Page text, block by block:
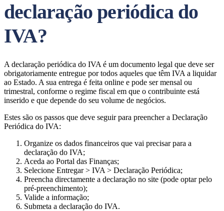
declaração periódica do
IVA?
A declaração periódica do IVA é um documento legal que deve ser
obrigatoriamente entregue por todos aqueles que têm IVA a liquidar
ao Estado. A sua entrega é feita online e pode ser mensal ou
trimestral, conforme o regime fiscal em que o contribuinte está
inserido e que depende do seu volume de negócios.
Estes são os passos que deve seguir para preencher a Declaração
Periódica do IVA:
Organize os dados financeiros que vai precisar para a
declaração do IVA;
Aceda ao Portal das Finanças;
Selecione Entregar > IVA > Declaração Periódica;
Preencha directamente a declaração no site (pode optar pelo
pré-preenchimento);
Valide a informação;
Submeta a declaração do IVA.